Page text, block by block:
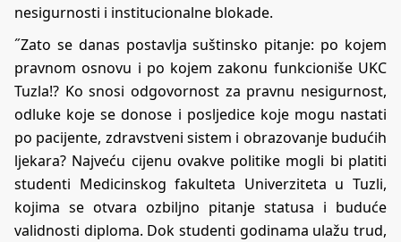
nesigurnosti i institucionalne blokade.
˝Zato se danas postavlja suštinsko pitanje: po kojem
pravnom osnovu i po kojem zakonu funkcioniše UKC
Tuzla!? Ko snosi odgovornost za pravnu nesigurnost,
odluke koje se donose i posljedice koje mogu nastati
po pacijente, zdravstveni sistem i obrazovanje budućih
ljekara? Najveću cijenu ovakve politike mogli bi platiti
studenti Medicinskog fakulteta Univerziteta u Tuzli,
kojima se otvara ozbiljno pitanje statusa i buduće
validnosti diploma. Dok studenti godinama ulažu trud,